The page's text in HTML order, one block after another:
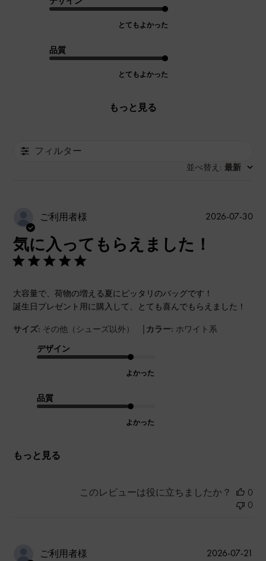
とてもよかった
品質
とてもよかった
もっと見る
フィルター
並べ替え : 最新
ご利用者様
気に入ってもらえました！
大容量で、荷物の増える夏にピッタリのバッグです！
誕生日プレゼント用に購入して、とても喜んでもらえました！
サイズ: その他（シューズ以外） | カラー: ホワイト系
デザイン
よかった
品質
よかった
もっと見る
公
2026-07-30
このレビューは役に立ちましたか？
0
0
ご利用者様 2026-07-21